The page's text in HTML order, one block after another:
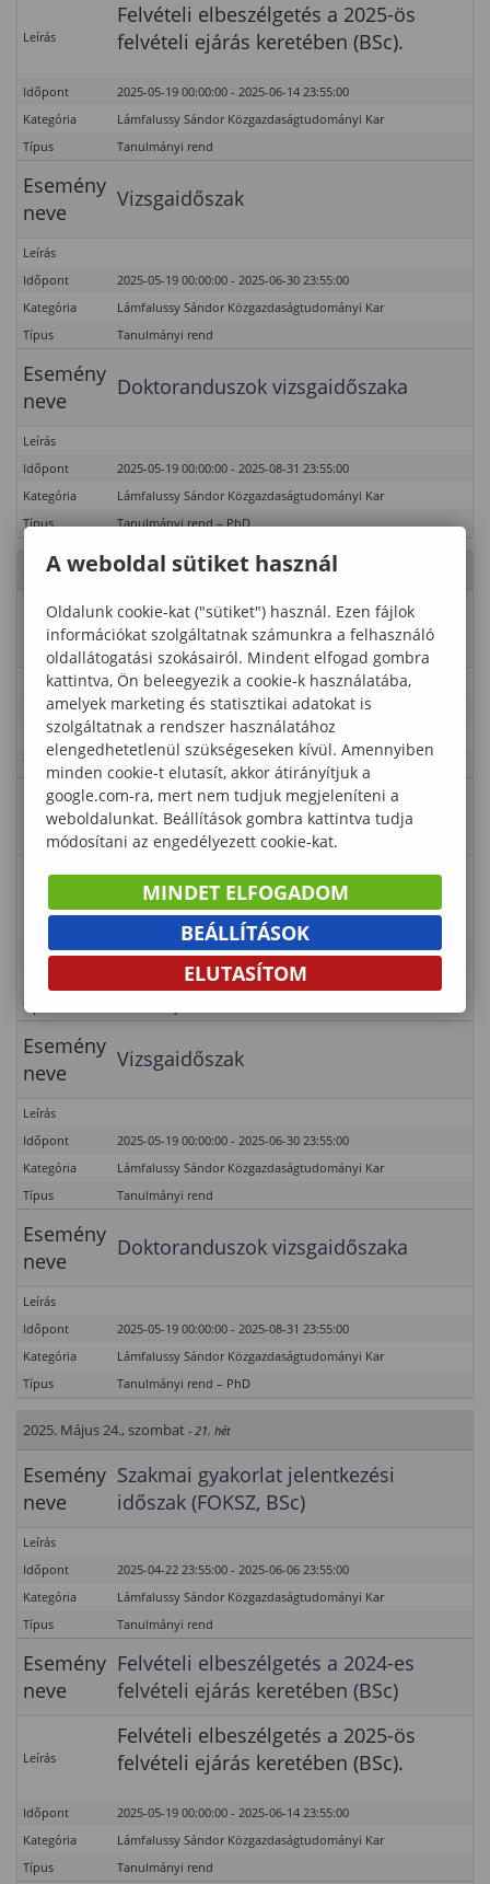
Leírás
Felvételi elbeszélgetés a 2025-ös
felvételi ejárás keretében (BSc).
Időpont
2025-05-19 00:00:00 - 2025-06-14 23:55:00
Kategória
Lámfalussy Sándor Közgazdaságtudományi Kar
Típus
Tanulmányi rend
Esemény
neve
Vizsgaidőszak
Leírás
Időpont
2025-05-19 00:00:00 - 2025-06-30 23:55:00
Kategória
Lámfalussy Sándor Közgazdaságtudományi Kar
Típus
Tanulmányi rend
Esemény
neve
Doktoranduszok vizsgaidőszaka
Leírás
Időpont
2025-05-19 00:00:00 - 2025-08-31 23:55:00
Kategória
Lámfalussy Sándor Közgazdaságtudományi Kar
Típus
Tanulmányi rend – PhD
2025. Május 23., péntek - 21. hét
Esemény
neve
Szakmai gyakorlat jelentkezési
időszak (FOKSZ, BSc)
Leírás
Időpont
2025-04-22 23:55:00 - 2025-06-06 23:55:00
Kategória
Lámfalussy Sándor Közgazdaságtudományi Kar
Típus
Tanulmányi rend
Esemény
neve
Felvételi elbeszélgetés a 2024-es
felvételi ejárás keretében (BSc)
Felvételi elbeszélgetés a 2025-ös
felvételi ejárás keretében (BSc).
Időpont
2025-05-19 00:00:00 - 2025-06-14 23:55:00
Lámfalussy Sándor Közgazdaságtudományi Kar
Típus
Esemény
neve
Vizsgaidőszak
Leírás
Időpont
2025-05-19 00:00:00 - 2025-06-30 23:55:00
Kategória
Lámfalussy Sándor Közgazdaságtudományi Kar
Típus
Tanulmányi rend
Esemény
neve
Doktoranduszok vizsgaidőszaka
Leírás
Időpont
2025-05-19 00:00:00 - 2025-08-31 23:55:00
Kategória
Lámfalussy Sándor Közgazdaságtudományi Kar
Típus
Tanulmányi rend – PhD
2025. Május 24., szombat - 21. hét
Esemény
neve
Szakmai gyakorlat jelentkezési
időszak (FOKSZ, BSc)
Leírás
Időpont
2025-04-22 23:55:00 - 2025-06-06 23:55:00
Kategória
Lámfalussy Sándor Közgazdaságtudományi Kar
Típus
Tanulmányi rend
Esemény
neve
Felvételi elbeszélgetés a 2024-es
felvételi ejárás keretében (BSc)
Leírás
Felvételi elbeszélgetés a 2025-ös
felvételi ejárás keretében (BSc).
Időpont
2025-05-19 00:00:00 - 2025-06-14 23:55:00
Kategória
Lámfalussy Sándor Közgazdaságtudományi Kar
Típus
Tanulmányi rend
A weboldal sütiket használ
Oldalunk cookie-kat ("sütiket") használ. Ezen fájlok
információkat szolgáltatnak számunkra a felhasználó
oldallátogatási szokásairól. Mindent elfogad gombra
kattintva, Ön beleegyezik a cookie-k használatába,
amelyek marketing és statisztikai adatokat is
szolgáltatnak a rendszer használatához
elengedhetetlenül szükségeseken kívül. Amennyiben
minden cookie-t elutasít, akkor átirányítjuk a
google.com-ra, mert nem tudjuk megjeleníteni a
weboldalunkat. Beállítások gombra kattintva tudja
módosítani az engedélyezett cookie-kat.
MINDET ELFOGADOM
BEÁLLÍTÁSOK
ELUTASÍTOM